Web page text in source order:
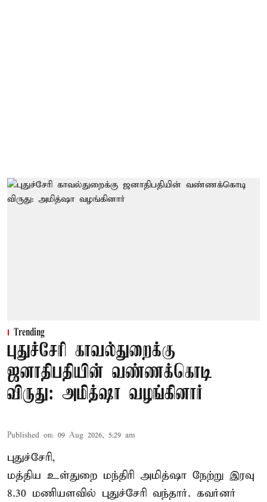
Trending
புதுச்சேரி காவல்துறைக்கு
ஜனாதிபதியின் வண்ணக்கொடி
விருது: அமித்ஷா வழங்கினார்
Published on: 09 Aug 2026, 5:29 am
புதுச்சேரி,
மத்திய உள்துறை மந்திரி அமித்ஷா நேற்று இரவு
8.30 மணியளவில் புதுச்சேரி வந்தார். கவர்னர்